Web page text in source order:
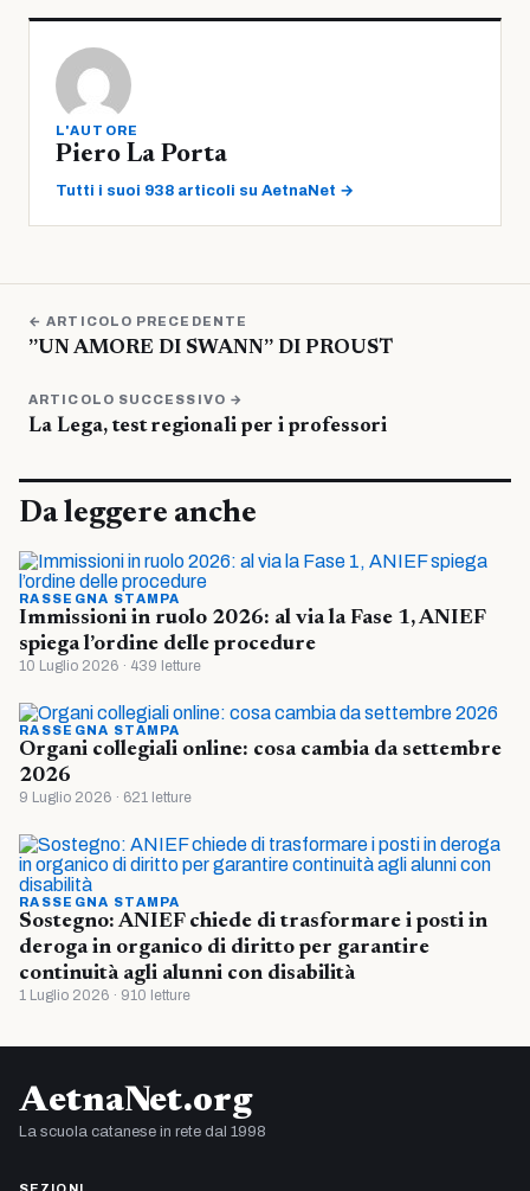
L'AUTORE
Piero La Porta
Tutti i suoi 938 articoli su AetnaNet →
← ARTICOLO PRECEDENTE
”UN AMORE DI SWANN” DI PROUST
ARTICOLO SUCCESSIVO →
La Lega, test regionali per i professori
Da leggere anche
RASSEGNA STAMPA
Immissioni in ruolo 2026: al via la Fase 1, ANIEF
spiega l’ordine delle procedure
10 Luglio 2026 · 439 letture
RASSEGNA STAMPA
Organi collegiali online: cosa cambia da settembre
2026
9 Luglio 2026 · 621 letture
RASSEGNA STAMPA
Sostegno: ANIEF chiede di trasformare i posti in
deroga in organico di diritto per garantire
continuità agli alunni con disabilità
1 Luglio 2026 · 910 letture
AetnaNet.org
La scuola catanese in rete dal 1998